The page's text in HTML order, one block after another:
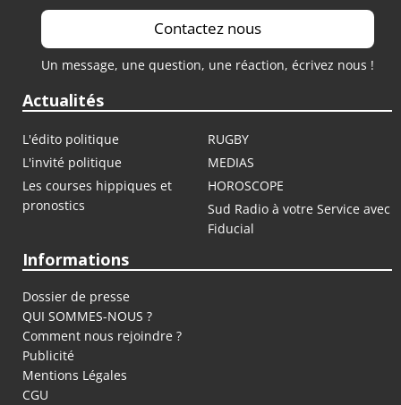
Contactez nous
Un message, une question, une réaction, écrivez nous !
Actualités
L'édito politique
RUGBY
L'invité politique
MEDIAS
Les courses hippiques et
pronostics
HOROSCOPE
Sud Radio à votre Service avec
Fiducial
Informations
Dossier de presse
QUI SOMMES-NOUS ?
Comment nous rejoindre ?
Publicité
Mentions Légales
CGU